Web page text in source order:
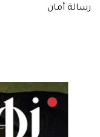
رسالة أمان